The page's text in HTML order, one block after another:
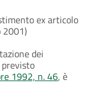
ex articolo
dei
1992, n. 46, è